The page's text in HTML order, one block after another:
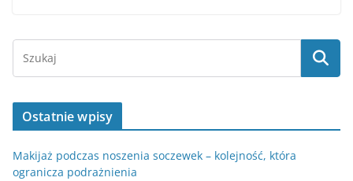
Ostatnie wpisy
Makijaż podczas noszenia soczewek – kolejność, która
ogranicza podrażnienia